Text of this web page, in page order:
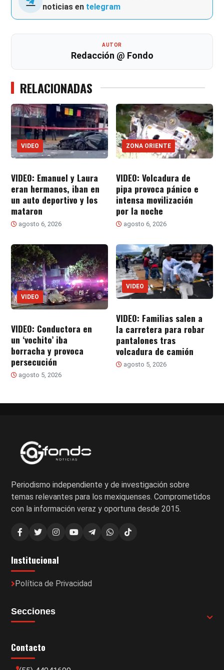
noticias en telegram
AUTOR
Redacción @ Fondo
RELACIONADAS
VIDEO
VIDEO: Emanuel y Laura
eran hermanos, iban en
un auto deportivo y los
mataron
agosto 6, 2026
ZONA ORIENTE
VIDEO: Volcadura de
pipa provoca pánico e
intensa movilización
por la noche
agosto 6, 2026
VIDEO
VIDEO: Conductora en
un ‘vochito’ iba
borracha y provoca
persecución
agosto 5, 2026
VIDEO
VIDEO: Familias salen a
la carretera para robar
pantalones tras
volcadura de camión
agosto 5, 2026
Periodismo independiente y de investigación sobre
temas relevantes para los mexiquenses. Comprometidos
con la información veraz y oportuna desde 2015.
Institucional
Política de Privacidad
Secciones
Contacto